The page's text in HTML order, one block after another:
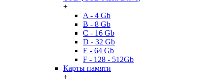
+
A - 4 Gb
B - 8 Gb
C - 16 Gb
D - 32 Gb
E - 64 Gb
F - 128 - 512Gb
Карты памяти
+